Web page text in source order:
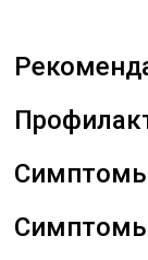
Симптомы